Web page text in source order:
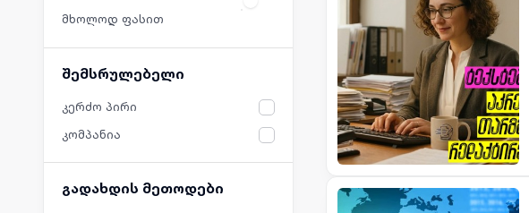
ცხოველები
სადღესასწაულო
სილამაზე და ჯანმრთელობა
მხოლოდ ფასით
შემსრულებელი
კერძო პირი
კომპანია
გადახდის მეთოდები